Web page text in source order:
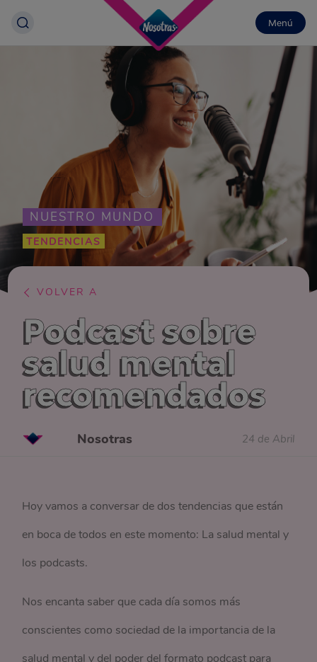
Menú
NUESTRO MUNDO
TENDENCIAS
VOLVER A
Podcast sobre
salud mental
recomendados
Nosotras 24 de Abril
Hoy vamos a conversar de dos tendencias que están
en boca de todos en este momento: La salud mental y
los podcasts.
Nos encanta saber que cada día somos más
conscientes como sociedad de la importancia de la
salud mental y del poder del formato podcast para